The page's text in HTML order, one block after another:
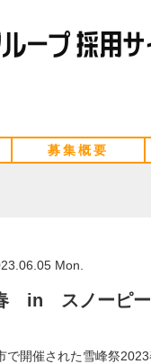
募集概要
Mon.
in スノーピー
で開催された雪峰祭